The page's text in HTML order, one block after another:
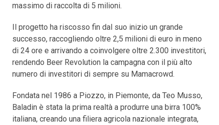
massimo di raccolta di 5 milioni.
Il progetto ha riscosso fin dal suo inizio un grande
successo, raccogliendo oltre 2,5 milioni di euro in meno
di 24 ore e arrivando a coinvolgere oltre 2.300 investitori,
rendendo Beer Revolution la campagna con il più alto
numero di investitori di sempre su Mamacrowd.
Fondata nel 1986 a Piozzo, in Piemonte, da Teo Musso,
Baladin è stata la prima realtà a produrre una birra 100%
italiana, creando una filiera agricola nazionale integrata,